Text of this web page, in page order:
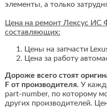
элементы, а только
Цена на ремонт Лексус ИС
составляющих:
Цены на запчасти
Цена за работу
Дороже всего стоят
F от производителя. У
part-number, по которому
других производителей.